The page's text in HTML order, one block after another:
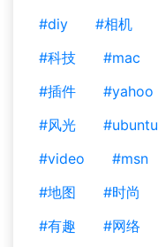
#diy
#相机
#科技
#mac
#插件
#yahoo
#风光
#ubuntu
#video
#msn
#地图
#时尚
#有趣
#网络